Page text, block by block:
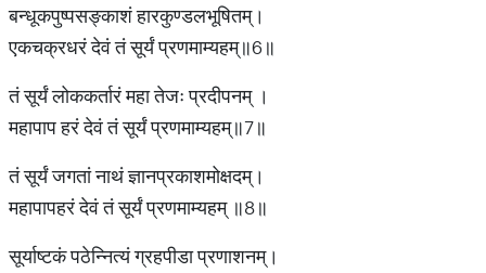
बन्धूकपुष्पसङ्काशं हारकुण्डलभूषितम्।
एकचक्रधरं देवं तं सूर्यं प्रणमाम्यहम्॥6॥
तं सूर्यं लोककर्तारं महा तेजः प्रदीपनम् ।
महापाप हरं देवं तं सूर्यं प्रणमाम्यहम्॥7॥
तं सूर्यं जगतां नाथं ज्ञानप्रकाशमोक्षदम्।
महापापहरं देवं तं सूर्यं प्रणमाम्यहम् ॥8॥
सूर्याष्टकं पठेन्नित्यं ग्रहपीडा प्रणाशनम्।